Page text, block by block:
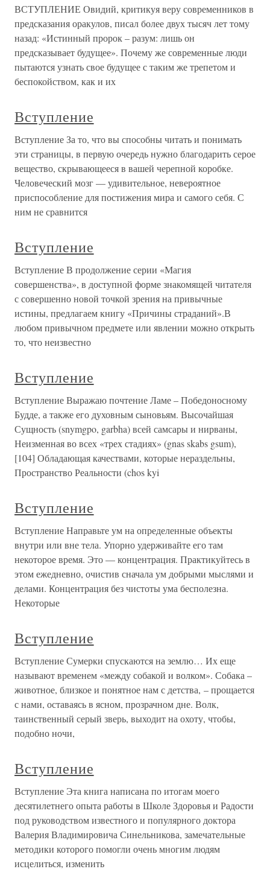
ВСТУПЛЕНИЕ Овидий, критикуя веру современников в
предсказания оракулов, писал более двух тысяч лет тому
назад: «Истинный пророк – разум: лишь он
предсказывает будущее». Почему же современные люди
пытаются узнать свое будущее с таким же трепетом и
беспокойством, как и их
Вступление
Вступление За то, что вы способны читать и понимать
эти страницы, в первую очередь нужно благодарить серое
вещество, скрывающееся в вашей черепной коробке.
Человеческий мозг — удивительное, невероятное
приспособление для постижения мира и самого себя. С
ним не сравнится
Вступление
Вступление В продолжение серии «Магия
совершенства», в доступной форме знакомящей читателя
с совершенно новой точкой зрения на привычные
истины, предлагаем книгу «Причины страданий».В
любом привычном предмете или явлении можно открыть
то, что неизвестно
Вступление
Вступление Выражаю почтение Ламе – Победоносному
Будде, а также его духовным сыновьям. Высочайшая
Сущность (snymgpo, garbha) всей самсары и нирваны,
Неизменная во всех «трех стадиях» (gnas skabs gsum),
[104] Обладающая качествами, которые нераздельны,
Пространство Реальности (chos kyi
Вступление
Вступление Направьте ум на определенные объекты
внутри или вне тела. Упорно удерживайте его там
некоторое время. Это — концентрация. Практикуйтесь в
этом ежедневно, очистив сначала ум добрыми мыслями и
делами. Концентрация без чистоты ума бесполезна.
Некоторые
Вступление
Вступление Сумерки спускаются на землю… Их еще
называют временем «между собакой и волком». Собака –
животное, близкое и понятное нам с детства, – прощается
с нами, оставаясь в ясном, прозрачном дне. Волк,
таинственный серый зверь, выходит на охоту, чтобы,
подобно ночи,
Вступление
Вступление Эта книга написана по итогам моего
десятилетнего опыта работы в Школе Здоровья и Радости
под руководством известного и популярного доктора
Валерия Владимировича Синельникова, замечательные
методики которого помогли очень многим людям
исцелиться, изменить